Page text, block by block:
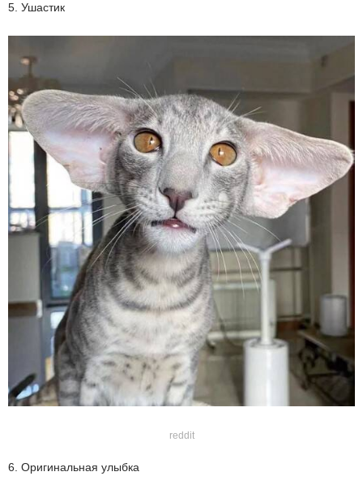
5. Ушастик
reddit
6. Оригинальная улыбка